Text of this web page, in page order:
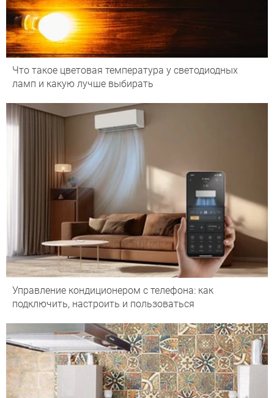
Что такое цветовая температура у светодиодных
ламп и какую лучше выбирать
Управление кондиционером с телефона: как
подключить, настроить и пользоваться